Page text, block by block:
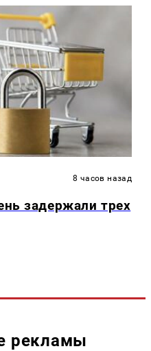
8 часов назад
задержали трех
рекламы